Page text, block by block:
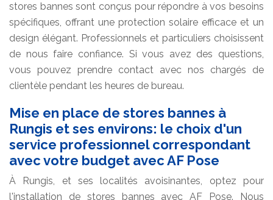
stores bannes sont conçus pour répondre à vos besoins
spécifiques, offrant une protection solaire efficace et un
design élégant. Professionnels et particuliers choisissent
de nous faire confiance. Si vous avez des questions,
vous pouvez prendre contact avec nos chargés de
clientèle pendant les heures de bureau.
Mise en place de stores bannes à
Rungis et ses environs: le choix d'un
service professionnel correspondant
avec votre budget avec AF Pose
À Rungis, et ses localités avoisinantes, optez pour
l'installation de stores bannes avec AF Pose. Nous